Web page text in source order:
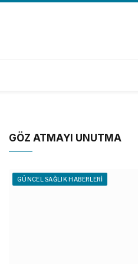
GÖZ ATMAYI UNUTMA
GÜNCEL SAĞLIK HABERLERI